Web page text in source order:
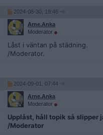
2024-08-30, 19:46
Arne.Anka
Moderator
Låst i väntan på städning.
/Moderator.
2024-09-01, 07:44
Arne.Anka
Moderator
Upplåst, håll topik så slipper
/Moderator